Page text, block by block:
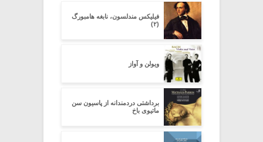
فیلیکس مندلسون، نابغه هامبورگ
ویولن و آواز
برداشتی دردمندانه از پاسیون سن
ماتیوی باخ